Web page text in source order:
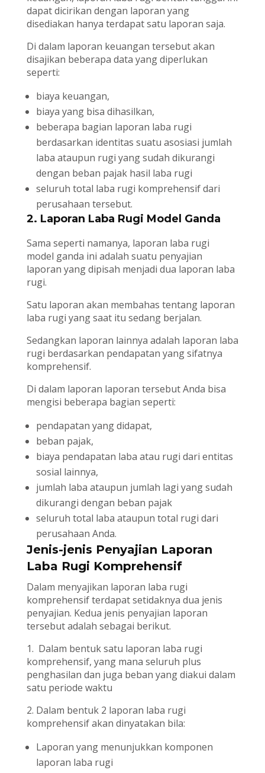
dapat dicirikan dengan laporan yang
disediakan hanya terdapat satu laporan saja.
Di dalam laporan keuangan tersebut akan
disajikan beberapa data yang diperlukan
seperti:
biaya keuangan,
biaya yang bisa dihasilkan,
beberapa bagian laporan laba rugi
berdasarkan identitas suatu asosiasi jumlah
laba ataupun rugi yang sudah dikurangi
dengan beban pajak hasil laba rugi
seluruh total laba rugi komprehensif dari
perusahaan tersebut.
2. Laporan Laba Rugi Model Ganda
Sama seperti namanya, laporan laba rugi
model ganda ini adalah suatu penyajian
laporan yang dipisah menjadi dua laporan laba
rugi.
Satu laporan akan membahas tentang laporan
laba rugi yang saat itu sedang berjalan.
Sedangkan laporan lainnya adalah laporan laba
rugi berdasarkan pendapatan yang sifatnya
komprehensif.
Di dalam laporan laporan tersebut Anda bisa
mengisi beberapa bagian seperti:
pendapatan yang didapat,
beban pajak,
biaya pendapatan laba atau rugi dari entitas
sosial lainnya,
jumlah laba ataupun jumlah lagi yang sudah
dikurangi dengan beban pajak
seluruh total laba ataupun total rugi dari
perusahaan Anda.
Jenis-jenis Penyajian Laporan
Laba Rugi Komprehensif
Dalam menyajikan laporan laba rugi
komprehensif terdapat setidaknya dua jenis
penyajian. Kedua jenis penyajian laporan
tersebut adalah sebagai berikut.
1. Dalam bentuk satu laporan laba rugi
komprehensif, yang mana seluruh plus
penghasilan dan juga beban yang diakui dalam
satu periode waktu
2. Dalam bentuk 2 laporan laba rugi
komprehensif akan dinyatakan bila:
Laporan yang menunjukkan komponen
laporan laba rugi